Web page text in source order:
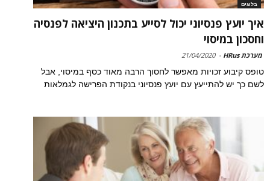
בלוגים
איך יועץ פנסיוני יכול לסייע בתכנון היציאה לפנסיה
וחסכון במיסוי
מערכת HRus -
21/04/2020
טופס קיבוע זכויות מאפשר לחסוך הרבה מאוד כסף במיסוי, אבל
לשם כך יש להתייעץ עם יועץ פנסיוני בנקודת הפרישה לגמלאות